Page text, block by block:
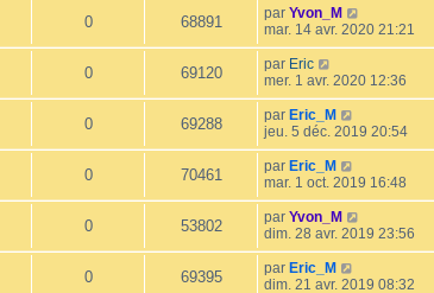
0 68891 par Yvon_M
mar. 14 avr. 2020 21:21
0 69120 par Eric
mer. 1 avr. 2020 12:36
0 69288 par Eric_M
jeu. 5 déc. 2019 20:54
0 70461 par Eric_M
mar. 1 oct. 2019 16:48
0 53802 par Yvon_M
dim. 28 avr. 2019 23:56
0 69395 par Eric_M
dim. 21 avr. 2019 08:32